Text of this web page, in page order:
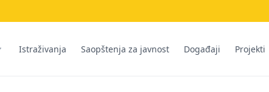
Istraživanja Saopštenja za javnost Događaji Projekti